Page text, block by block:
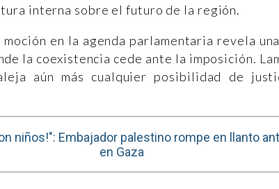
interna sobre el futuro de la región.
en la agenda parlamentaria revela
la coexistencia cede ante la imposición.
aún más cualquier posibilidad de
niños!": Embajador palestino rompe en llanto
en Gaza